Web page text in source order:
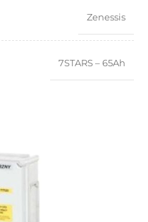
Zenessis
7STARS – 65Ah